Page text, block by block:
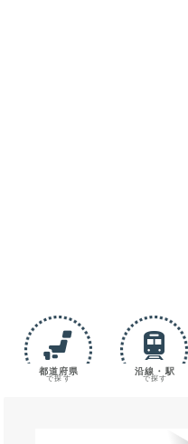
都道府県
で探す
沿線・駅
で探す